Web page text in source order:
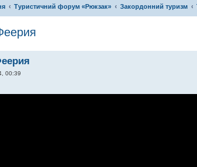
Туристичний форум «Рюкзак» Закордонний туризм
00:39